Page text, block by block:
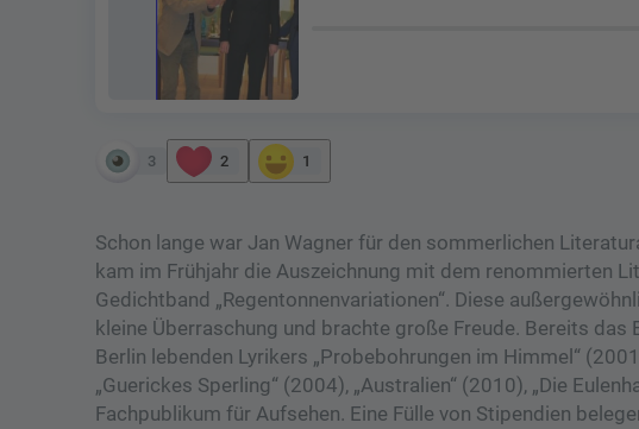
3 2 1
Schon lange war Jan Wagner für den sommerlichen
kam im Frühjahr die Auszeichnung mit dem renommierten
Gedichtband „Regentonnenvariationen“. Diese
kleine Überraschung und brachte große Freude. Bereits
Berlin lebenden Lyrikers „Probebohrungen im Himmel“
„Guerickes Sperling“ (2004), „Australien“ (2010), „Die
Fachpublikum für Aufsehen. Eine Fülle von Stipendien